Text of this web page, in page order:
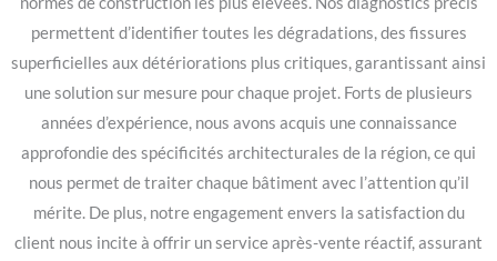
permettent d’identifier toutes les dégradations, des fissures
superficielles aux détériorations plus critiques, garantissant ainsi
une solution sur mesure pour chaque projet. Forts de plusieurs
années d’expérience, nous avons acquis une connaissance
approfondie des spécificités architecturales de la région, ce qui
nous permet de traiter chaque bâtiment avec l’attention qu’il
mérite. De plus, notre engagement envers la satisfaction du
client nous incite à offrir un service après-vente réactif, assurant